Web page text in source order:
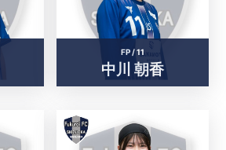
FP /11
中川 朝香